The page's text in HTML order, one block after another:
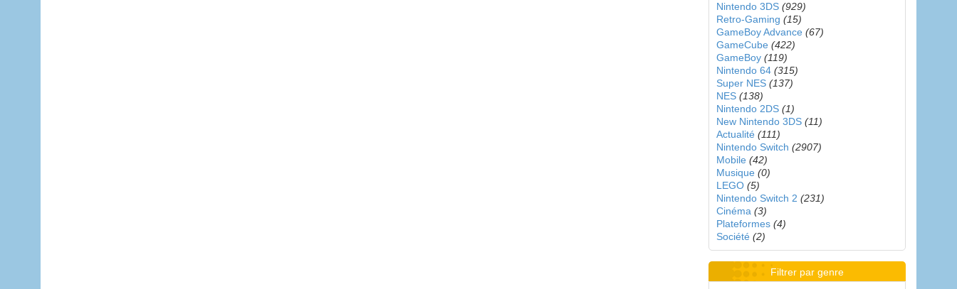
Nintendo 3DS (929)
Retro-Gaming (15)
GameBoy Advance (67)
GameCube (422)
GameBoy (119)
Nintendo 64 (315)
Super NES (137)
NES (138)
Nintendo 2DS (1)
New Nintendo 3DS (11)
Actualité (111)
Nintendo Switch (2907)
Mobile (42)
Musique (0)
LEGO (5)
Nintendo Switch 2 (231)
Cinéma (3)
Plateformes (4)
Société (2)
Filtrer par genre